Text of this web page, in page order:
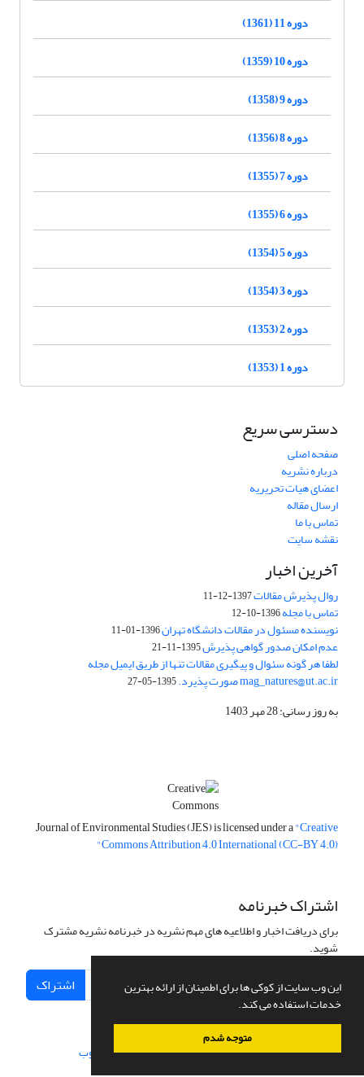
این وب سایت از کوکی ها برای اطمینان از ارائه بهترین
خدمات استفاده می کند.
متوجه شدم
دوره 11 (1361)
دوره 10 (1359)
دوره 9 (1358)
دوره 8 (1356)
دوره 7 (1355)
دوره 6 (1355)
دوره 5 (1354)
دوره 3 (1354)
دوره 2 (1353)
دوره 1 (1353)
دسترسی سریع
صفحه اصلی
درباره نشریه
اعضای هیات تحریریه
ارسال مقاله
تماس با ما
نقشه سایت
آخرین اخبار
روال پذیرش مقالات1397-12-11
تماس با مجله1396-10-12
نویسنده مسئول در مقالات دانشگاه تهران1396-01-11
عدم امکان صدور گواهی پذیرش1395-11-21
لطفا هر گونه سئوال و پیگیری مقالات تنها از طریق ایمیل مجله
mag_natures@ut.ac.ir صورت پذیرد. 1395-05-27
به روز رسانی: 28 مهر 1403
Journal of Environmental Studies (JES) is licensed under a"Creative
Commons Attribution 4.0 International (CC-BY 4.0)"
اشتراک خبرنامه
برای دریافت اخبار و اطلاعیه های مهم نشریه در خبرنامه نشریه مشترک
شوید.
اشتراک
سامانه مدیریت نشریات علمی.طراحی و پیاده سازی از سیناوب